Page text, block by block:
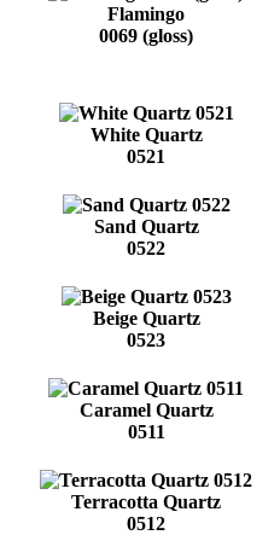
Flamingo
0069 (gloss)
White Quartz
0521
Sand Quartz
0522
Beige Quartz
0523
Caramel Quartz
0511
Terracotta Quartz
0512